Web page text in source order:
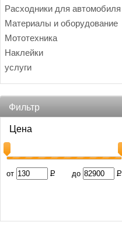
Расходники для автомобиля
Материалы и оборудование
Мототехника
Наклейки
услуги
Фильтр
Цена
от Р до Р